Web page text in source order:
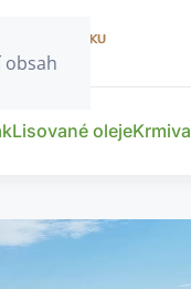
obsah
Lisované olejeKrmiva